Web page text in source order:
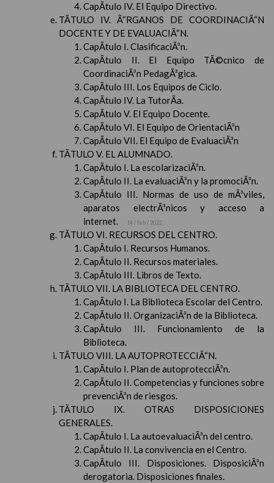
CapÃ­tulo IV. El Equipo Directivo.
TÃTULO IV. Ã“RGANOS DE COORDINACIÃ“N
DOCENTE Y DE EVALUACIÃ“N.
CapÃ­tulo I. ClasificaciÃ³n.
CapÃ­tulo II. El Equipo TÃ©cnico de
CoordinaciÃ³n PedagÃ³gica.
CapÃ­tulo III. Los Equipos de Ciclo.
CapÃ­tulo IV. La TutorÃ­a.
CapÃ­tulo V. El Equipo Docente.
CapÃ­tulo VI. El Equipo de OrientaciÃ³n
CapÃ­tulo VII. El Equipo de EvaluaciÃ³n
TÃTULO V. EL ALUMNADO.
CapÃ­tulo I. La escolarizaciÃ³n.
CapÃ­tulo II. La evaluaciÃ³n y la promociÃ³n.
CapÃ­tulo III. Normas de uso de mÃ³viles,
aparatos electrÃ³nicos y acceso a
internet.
14 / feb / 2022
TÃTULO VI. RECURSOS DEL CENTRO.
CapÃ­tulo I. Recursos Humanos.
CapÃ­tulo II. Recursos materiales.
CapÃ­tulo III. Libros de Texto.
TÃTULO VII. LA BIBLIOTECA DEL CENTRO.
CapÃ­tulo I. La Biblioteca Escolar del Centro.
CapÃ­tulo II. OrganizaciÃ³n de la Biblioteca.
CapÃ­tulo III. Funcionamiento de la
Biblioteca.
TÃTULO VIII. LA AUTOPROTECCIÃ“N.
CapÃ­tulo I. Plan de autoprotecciÃ³n.
CapÃ­tulo II. Competencias y funciones sobre
prevenciÃ³n de riesgos.
TÃTULO IX. OTRAS DISPOSICIONES
GENERALES.
CapÃ­tulo I. La autoevaluaciÃ³n del centro.
CapÃ­tulo II. La convivencia en el Centro.
CapÃ­tulo III. Disposiciones. DisposiciÃ³n
derogatoria. Disposiciones finales.